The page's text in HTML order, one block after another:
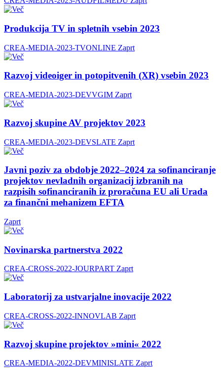
Produkcija TV in spletnih vsebin 2023
CREA-MEDIA-2023-TVONLINE Zaprt
Razvoj videoiger in potopitvenih (XR) vsebin 2023
CREA-MEDIA-2023-DEVVGIM Zaprt
Razvoj skupine AV projektov 2023
CREA-MEDIA-2023-DEVSLATE Zaprt
Javni poziv za obdobje 2022–2024 za sofinanciranje
projektov nevladnih organizacij izbranih na
razpisih sofinanciranih iz proračuna EU ali Urada
za finančni mehanizem EFTA
Zaprt
Novinarska partnerstva 2022
CREA-CROSS-2022-JOURPART Zaprt
Laboratorij za ustvarjalne inovacije 2022
CREA-CROSS-2022-INNOVLAB Zaprt
Razvoj skupine projektov »mini« 2022
CREA-MEDIA-2022-DEVMINISLATE Zaprt